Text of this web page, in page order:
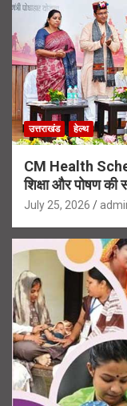
उत्तराखंड हेल्थ
CM Health
शिक्षा और पोषण की
July 25, 2026